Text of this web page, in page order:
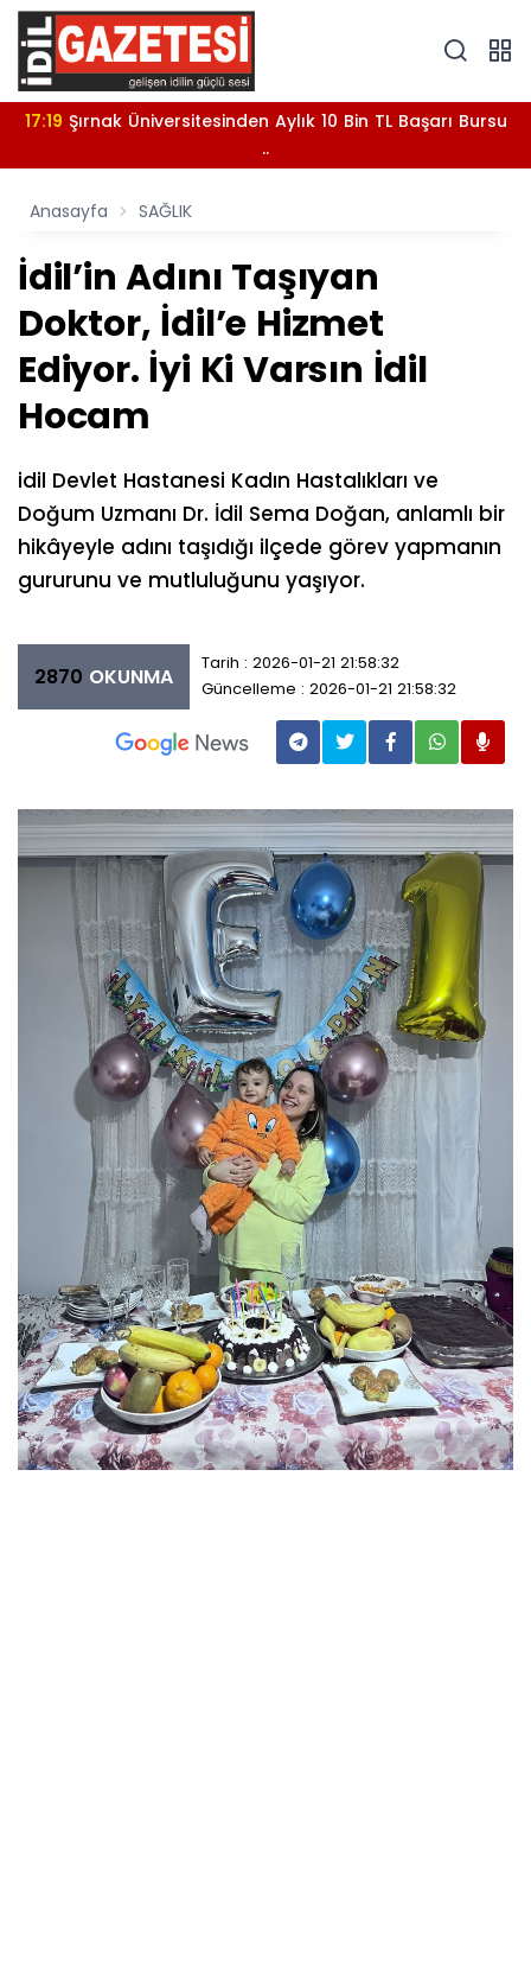
17:19
..
Anasayfa SAĞLIK
İdil’in Adını Taşıyan
Doktor, İdil’e Hizmet
Ediyor. İyi Ki Varsın İdil
Hocam
idil Devlet Hastanesi Kadın Hastalıkları ve
Doğum Uzmanı Dr. İdil Sema Doğan, anlamlı bir
hikâyeyle adını taşıdığı ilçede görev yapmanın
gururunu ve mutluluğunu yaşıyor.
2870 OKUNMA
Tarih : 2026-01-21 21:58:32
Güncelleme : 2026-01-21 21:58:32